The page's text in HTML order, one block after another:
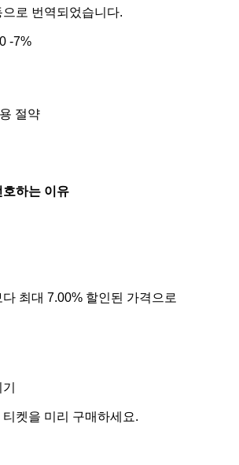
로 번역되었습니다.
-7%
절약
호하는 이유
최대 7.00% 할인된 가격으로
켓을 미리 구매하세요.